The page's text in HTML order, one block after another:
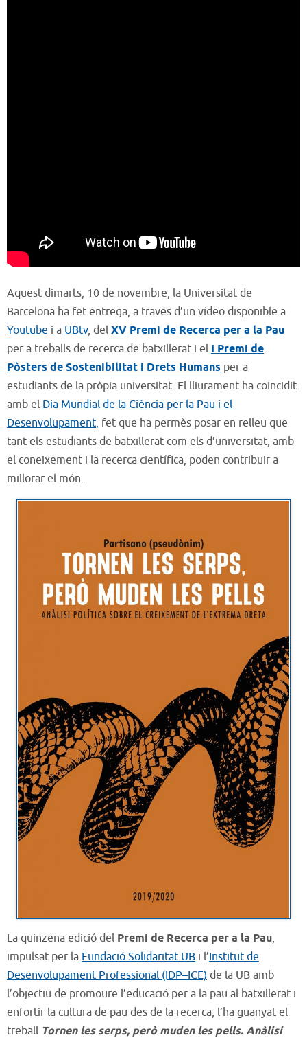
Aquest dimarts, 10 de novembre, la Universitat de
Barcelona ha fet entrega, a través d’un vídeo disponible a
Youtube i a UBtv, del XV Premi de Recerca per a la Pau
per a treballs de recerca de batxillerat i el I Premi de
Pòsters de Sostenibilitat i Drets Humans per a
estudiants de la pròpia universitat. El lliurament ha coincidit
amb el Dia Mundial de la Ciència per la Pau i el
Desenvolupament, fet que ha permès posar en relleu que
tant els estudiants de batxillerat com els d’universitat, amb
el coneixement i la recerca científica, poden contribuir a
millorar el món.
La quinzena edició del Premi de Recerca per a la Pau,
impulsat per la Fundació Solidaritat UB i l’Institut de
Desenvolupament Professional (IDP–ICE) de la UB amb
l’objectiu de promoure l’educació per a la pau al batxillerat i
enfortir la cultura de pau des de la recerca, l’ha guanyat el
treball Tornen les serps, però muden les pells. Anàlisi